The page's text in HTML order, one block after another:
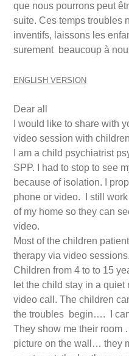
que nous pourrons peut
suite. Ces temps troubles
inventifs, laissons les
surement beaucoup à
ENGLISH VERSION
Dear all
I would like to share with
video session with
I am a child psychiatrist
SPP. I had to stop to see
because of isolation. I
phone or video. I still
of my home so they can
video.
Most of the children
therapy via video
Children from 4 to to 15
let the child stay in a
video call. The children
the troubles begin…. I
They show me their room
picture on the wall… they